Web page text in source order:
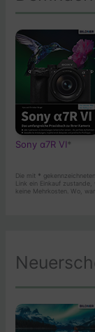
Sony α7R VI*
Die mit *
Link ein Einkauf
keine Mehrkosten. Wo,